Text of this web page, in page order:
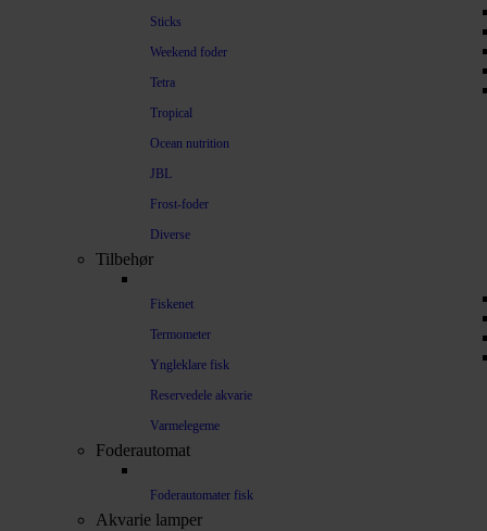
Sticks
Weekend foder
Tetra
Tropical
Ocean nutrition
JBL
Frost-foder
Diverse
Tilbehør
Fiskenet
Termometer
Yngleklare fisk
Reservedele akvarie
Varmelegeme
Foderautomat
Foderautomater fisk
Akvarie lamper